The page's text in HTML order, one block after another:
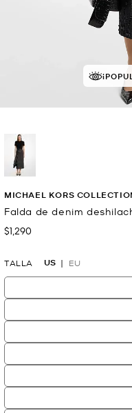
MICHAEL KORS
Falda de denim
Ahora
$1,290
TALLA US EU